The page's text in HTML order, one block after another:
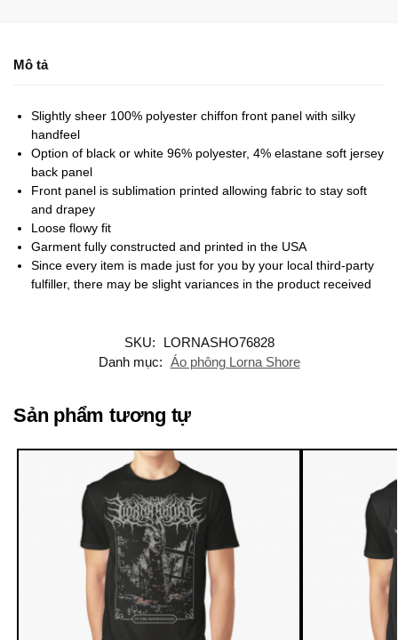
Mô tả
Slightly sheer 100% polyester chiffon front panel with silky
handfeel
Option of black or white 96% polyester, 4% elastane soft jersey
back panel
Front panel is sublimation printed allowing fabric to stay soft
and drapey
Loose flowy fit
Garment fully constructed and printed in the USA
Since every item is made just for you by your local third-party
fulfiller, there may be slight variances in the product received
SKU:
LORNASHO76828
Danh mục: Áo phông Lorna Shore
Sản phẩm tương tự